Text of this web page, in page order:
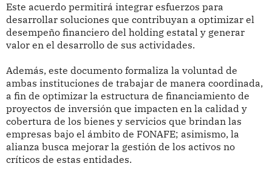
Este acuerdo permitirá integrar esfuerzos para
desarrollar soluciones que contribuyan a optimizar el
desempeño financiero del holding estatal y generar
valor en el desarrollo de sus actividades.
Además, este documento formaliza la voluntad de
ambas instituciones de trabajar de manera coordinada,
a fin de optimizar la estructura de financiamiento de
proyectos de inversión que impacten en la calidad y
cobertura de los bienes y servicios que brindan las
empresas bajo el ámbito de FONAFE; asimismo, la
alianza busca mejorar la gestión de los activos no
críticos de estas entidades.